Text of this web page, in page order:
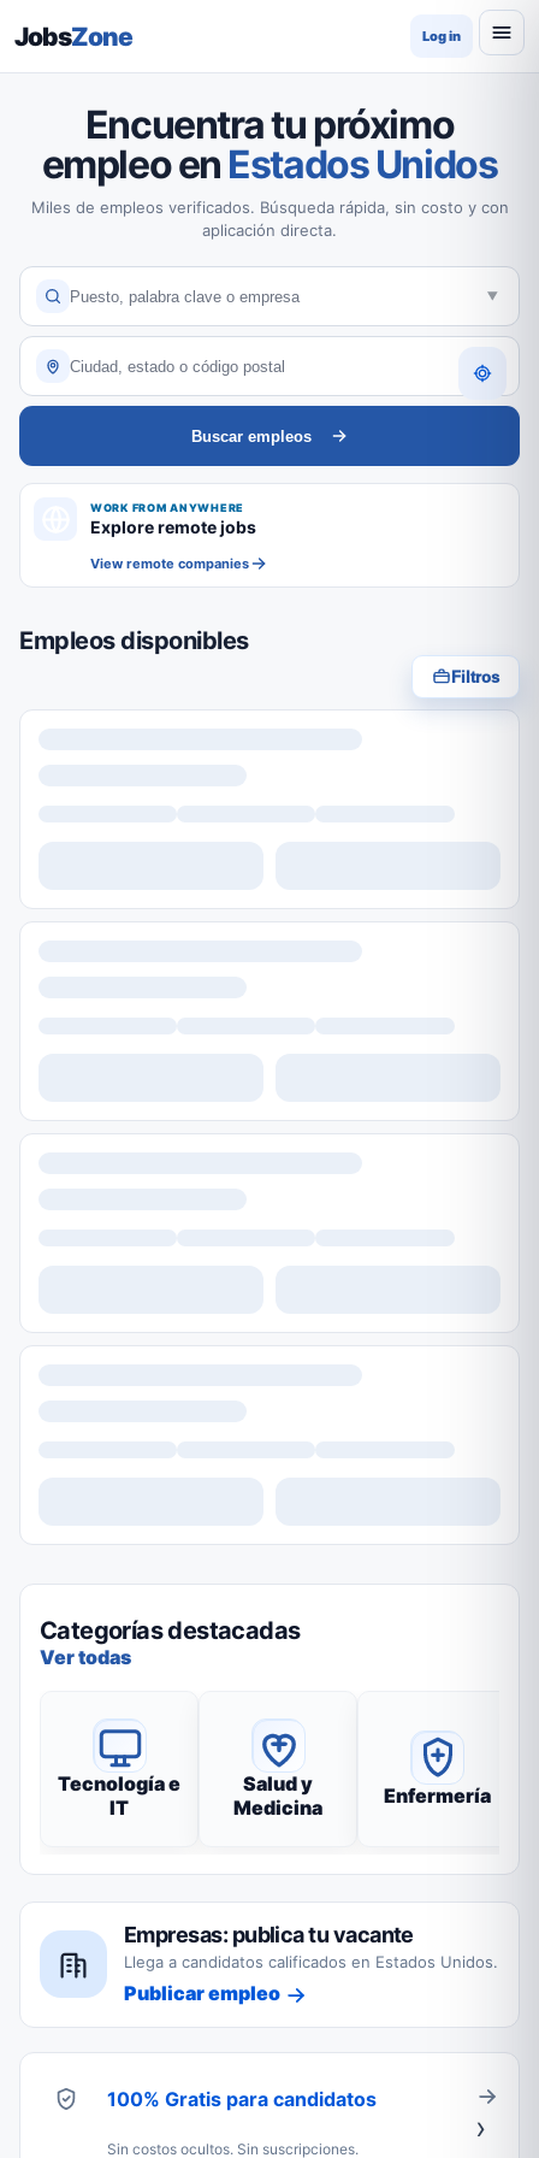
JobsZone Log in
Encuentra tu próximo
empleo en Estados Unidos
Miles de empleos verificados. Búsqueda rápida, sin costo y con
aplicación directa.
Buscar empleos
WORK FROM ANYWHERE
Explore remote jobs
View remote companies
Empleos disponibles
Filtros
Categorías destacadas
Ver todas
Tecnología e
IT
Salud y
Medicina
Enfermería
Empresas: publica tu vacante
Llega a candidatos calificados en Estados Unidos.
Publicar empleo
100% Gratis para candidatos
Sin costos ocultos. Sin suscripciones.